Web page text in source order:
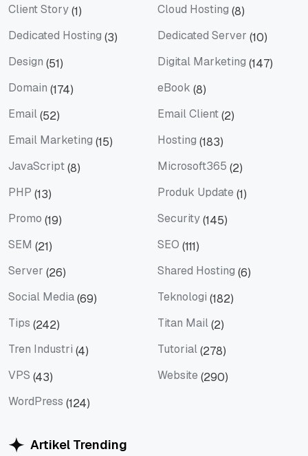
Client Story(1) Cloud Hosting (8)
Dedicated Hosting (3) Dedicated Server (10)
Design (51) Digital Marketing (147)
Domain (174) eBook (8)
Email(52) Email Client(2)
Email Marketing (15) Hosting (183)
JavaScript(8) Microsoft365 (2)
PHP (13) Produk Update (1)
Promo (19) Security(145)
SEM (21) SEO (111)
Server (26) Shared Hosting (6)
Social Media(69) Teknologi (182)
Tips (242) Titan Mail(2)
Tren Industri (4) Tutorial(278)
VPS (43) Website (290)
WordPress (124)
Artikel Trending